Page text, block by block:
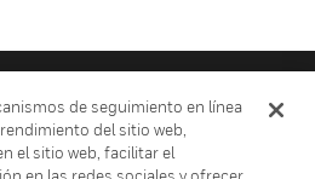
de seguimiento en línea
del sitio web,
el sitio web, facilitar el